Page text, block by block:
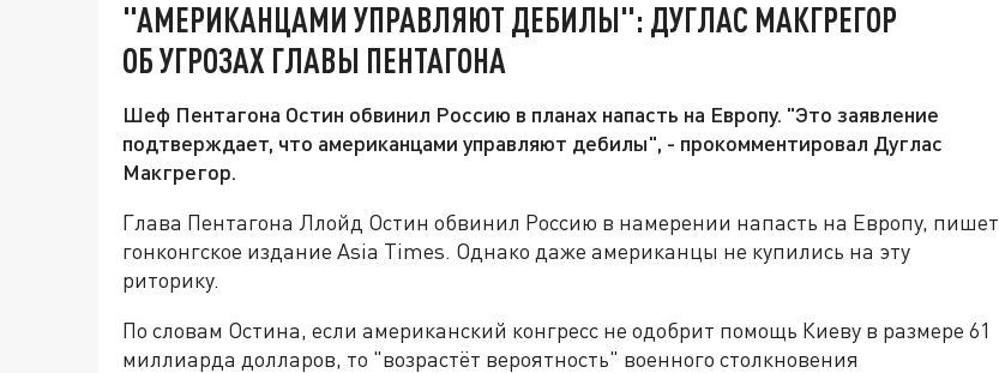
"АМЕРИКАНЦАМИ УПРАВЛЯЮТ ДЕБИЛЫ": ДУГЛАС МАКГРЕГОР
ОБ УГРОЗАХ ГЛАВЫ ПЕНТАГОНА
Шеф Пентагона Остин обвинил Россию в планах напасть на Европу. "Это заявление
подтверждает, что американцами управляют дебилы", - прокомментировал Дуглас
Макгрегор.
Глава Пентагона Ллойд Остин обвинил Россию в намерении напасть на Европу, пишет
гонконгское издание Asia Times. Однако даже американцы не купились на эту
риторику.
По словам Остина, если американский конгресс не одобрит помощь Киеву в размере 61
миллиарда долларов, то "возрастёт вероятность" военного столкновения